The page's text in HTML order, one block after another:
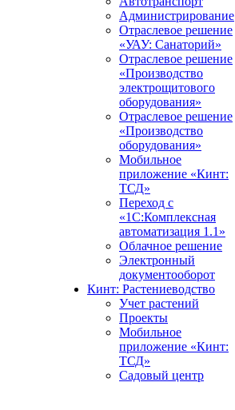
Администрирование
Отраслевое решение
«УАУ: Санаторий»
Отраслевое решение
«Производство
электрощитового
оборудования»
Отраслевое решение
«Производство
оборудования»
Мобильное
приложение «Кинт:
ТСД»
Переход с
«1С:Комплексная
автоматизация 1.1»
Облачное решение
Электронный
документооборот
Кинт: Растениеводство
Учет растений
Проекты
Мобильное
приложение «Кинт:
ТСД»
Садовый центр